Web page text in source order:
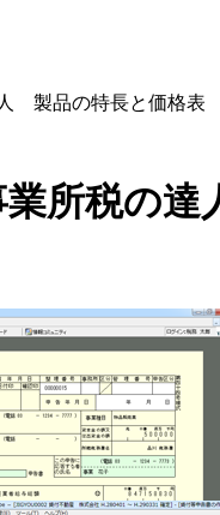
製品の特長と価格表
所税の